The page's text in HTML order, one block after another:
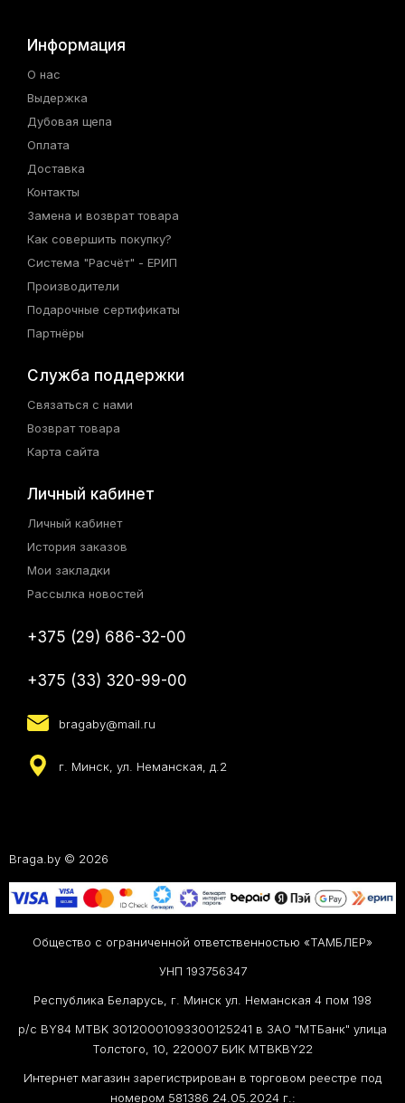
Информация
О нас
Выдержка
Дубовая щепа
Оплата
Доставка
Контакты
Замена и возврат товара
Как совершить покупку?
Система "Расчёт" - ЕРИП
Производители
Подарочные сертификаты
Партнёры
Служба поддержки
Связаться с нами
Возврат товара
Карта сайта
Личный кабинет
Личный кабинет
История заказов
Мои закладки
Рассылка новостей
+375 (29) 686-32-00
+375 (33) 320-99-00
bragaby@mail.ru
г. Минск, ул. Неманская, д.2
Braga.by © 2026
Общество с ограниченной ответственностью «ТАМБЛЕР»
УНП 193756347
Республика Беларусь, г. Минск ул. Неманская 4 пом 198
р/с BY84 MTBK 30120001093300125241 в ЗАО "МТБанк" улица
Толстого, 10, 220007 БИК MTBKBY22
Интернет магазин зарегистрирован в торговом реестре под
номером 581386 24.05.2024 г.: